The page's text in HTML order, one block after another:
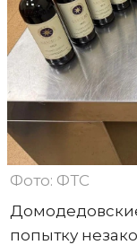
Фото: ФТС
попытку